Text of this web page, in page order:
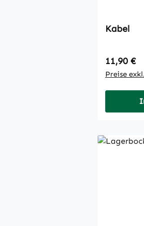
Kabel
11,90 €
Preise